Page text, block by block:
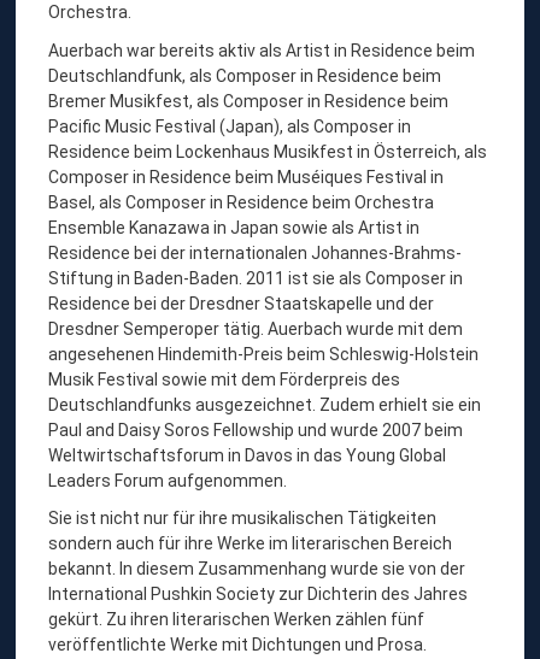
Orchestra.
Auerbach war bereits aktiv als Artist in Residence beim
Deutschlandfunk, als Composer in Residence beim
Bremer Musikfest, als Composer in Residence beim
Pacific Music Festival (Japan), als Composer in
Residence beim Lockenhaus Musikfest in Österreich, als
Composer in Residence beim Muséiques Festival in
Basel, als Composer in Residence beim Orchestra
Ensemble Kanazawa in Japan sowie als Artist in
Residence bei der internationalen Johannes-Brahms-
Stiftung in Baden-Baden. 2011 ist sie als Composer in
Residence bei der Dresdner Staatskapelle und der
Dresdner Semperoper tätig. Auerbach wurde mit dem
angesehenen Hindemith-Preis beim Schleswig-Holstein
Musik Festival sowie mit dem Förderpreis des
Deutschlandfunks ausgezeichnet. Zudem erhielt sie ein
Paul and Daisy Soros Fellowship und wurde 2007 beim
Weltwirtschaftsforum in Davos in das Young Global
Leaders Forum aufgenommen.
Sie ist nicht nur für ihre musikalischen Tätigkeiten
sondern auch für ihre Werke im literarischen Bereich
bekannt. In diesem Zusammenhang wurde sie von der
International Pushkin Society zur Dichterin des Jahres
gekürt. Zu ihren literarischen Werken zählen fünf
veröffentlichte Werke mit Dichtungen und Prosa.